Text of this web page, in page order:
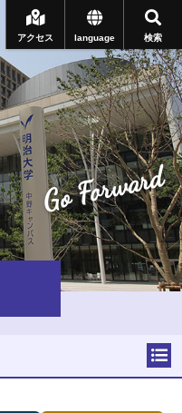
検索
language
アクセス
Go Forward